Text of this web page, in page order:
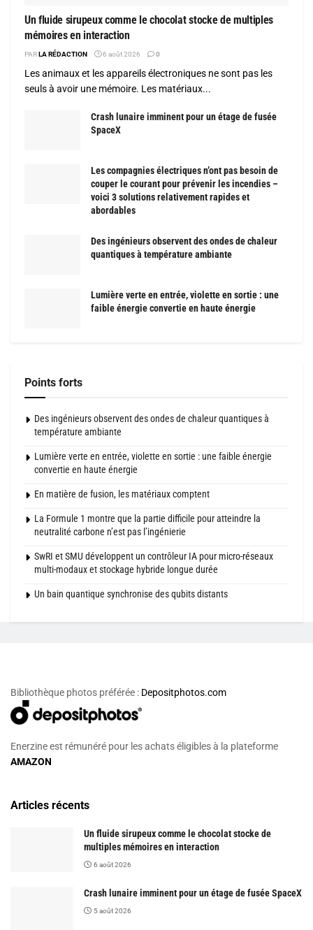
Un fluide sirupeux comme le chocolat stocke de multiples
mémoires en interaction
PARLA RÉDACTION 6 août 2026 0
Les animaux et les appareils électroniques ne sont pas les
seuls à avoir une mémoire. Les matériaux...
Crash lunaire imminent pour un étage de fusée
SpaceX
Les compagnies électriques n’ont pas besoin de
couper le courant pour prévenir les incendies –
voici 3 solutions relativement rapides et
abordables
Des ingénieurs observent des ondes de chaleur
quantiques à température ambiante
Lumière verte en entrée, violette en sortie : une
faible énergie convertie en haute énergie
Points forts
Des ingénieurs observent des ondes de chaleur quantiques à
température ambiante
Lumière verte en entrée, violette en sortie : une faible énergie
convertie en haute énergie
En matière de fusion, les matériaux comptent
La Formule 1 montre que la partie difficile pour atteindre la
neutralité carbone n’est pas l’ingénierie
SwRI et SMU développent un contrôleur IA pour micro-réseaux
multi-modaux et stockage hybride longue durée
Un bain quantique synchronise des qubits distants
Bibliothèque photos préférée : Depositphotos.com
Enerzine est rémunéré pour les achats éligibles à la plateforme
AMAZON
Articles récents
Un fluide sirupeux comme le chocolat stocke de
multiples mémoires en interaction
6 août 2026
Crash lunaire imminent pour un étage de fusée SpaceX
5 août 2026